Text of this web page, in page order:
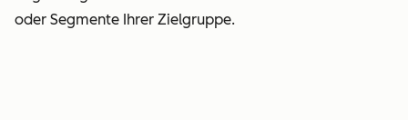
oder Segmente Ihrer Zielgruppe.